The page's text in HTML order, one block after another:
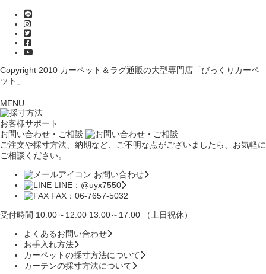
Copyright 2010 カーペット＆ラグ通販の大型専門店「びっくりカーペ
ット」
MENU
お客様サポート
お問い合わせ・ご相談
ご注文や採寸方法、納期など、ご不明な点がございましたら、お気軽に
ご相談ください。
お問い合わせ
LINE：@uyx7550
FAX：06-7657-5032
受付時間 10:00～12:00 13:00～17:00 （土日祝休）
よくあるお問い合わせ
お手入れ方法
カーペットの採寸方法について
カーテンの採寸方法について